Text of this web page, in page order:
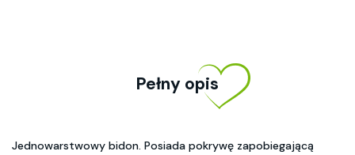
Pełny opis
Jednowarstwowy bidon. Posiada pokrywę zapobiegającą